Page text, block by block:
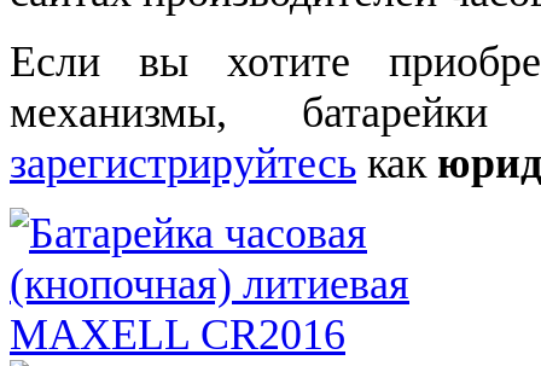
Если вы хотите
механизмы,
зарегистрируйтесь как